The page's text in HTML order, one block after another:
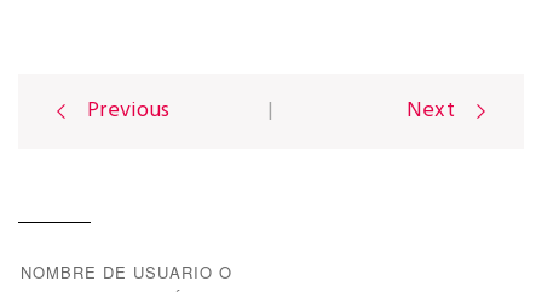
o
Previous | Next
NOMBRE DE USUARIO O